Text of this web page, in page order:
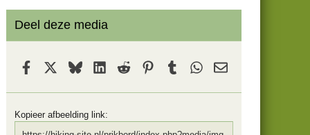
Deel deze media
Facebook BlueskyLinkedIn
Reddit PinterestTumblr WhatsApp
E-mail
Kopieer afbeelding link